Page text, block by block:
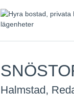
Halmstad,